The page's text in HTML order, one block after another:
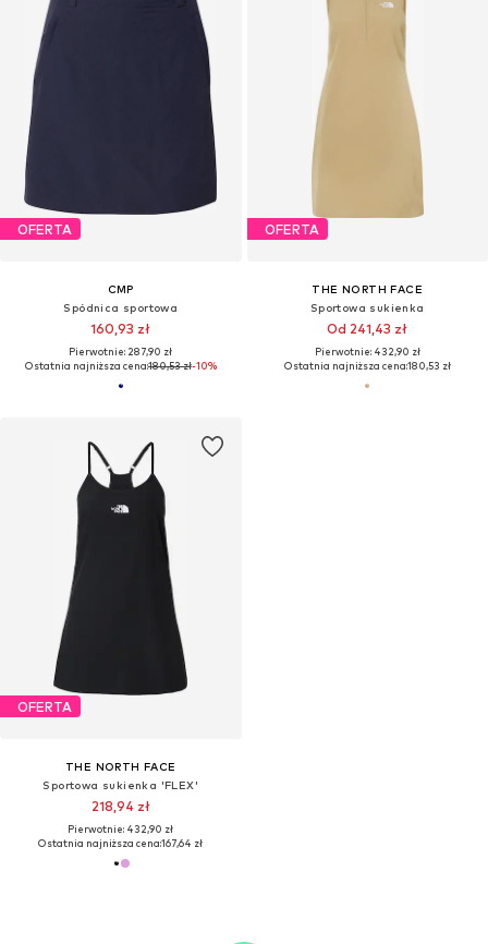
OFERTA
CMP
Spódnica sportowa
160,93 zł
Pierwotnie: 287,90 zł
Ostatnia najniższa cena:180,53 zł-10%
OFERTA
THE NORTH FACE
Sportowa sukienka
Od 241,43 zł
Pierwotnie: 432,90 zł
Ostatnia najniższa cena:180,53 zł
OFERTA
THE NORTH FACE
Sportowa sukienka 'FLEX'
218,94 zł
Pierwotnie: 432,90 zł
Ostatnia najniższa cena:167,64 zł